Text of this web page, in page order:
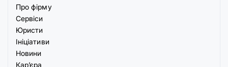
Про фірму
Сервіси
Юристи
Ініціативи
Новини
Кар’єра